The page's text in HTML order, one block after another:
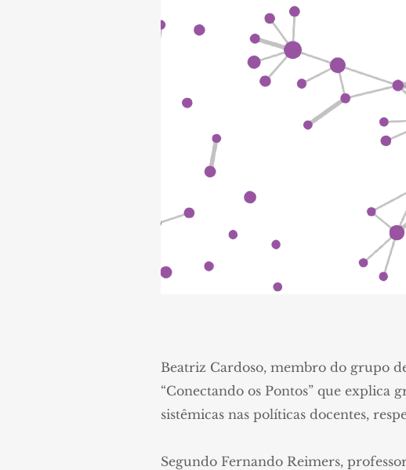
Beatriz Cardoso, membro do grupo
“Conectando os Pontos” que explica
sistêmicas nas políticas docentes,
Segundo Fernando Reimers,